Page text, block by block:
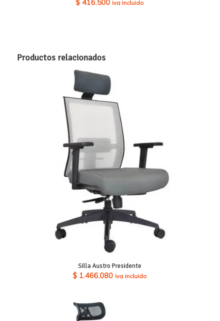
$ 416.500 iva incluido
Productos relacionados
Silla Austro Presidente
$ 1.466.080 iva incluido